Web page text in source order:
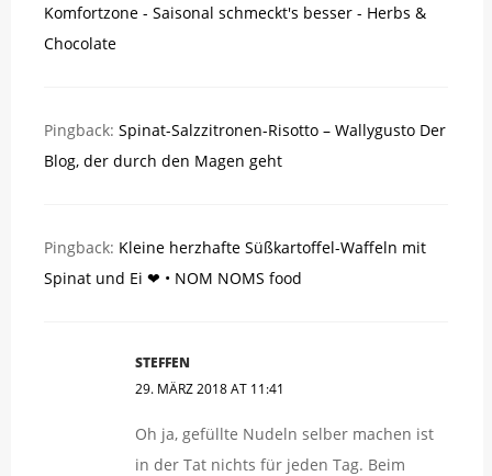
Komfortzone - Saisonal schmeckt's besser - Herbs &
Chocolate
Pingback: Spinat-Salzzitronen-Risotto – Wallygusto Der
Blog, der durch den Magen geht
Pingback: Kleine herzhafte Süßkartoffel-Waffeln mit
Spinat und Ei ❤ • NOM NOMS food
STEFFEN
29. MÄRZ 2018 AT 11:41
Oh ja, gefüllte Nudeln selber machen ist
in der Tat nichts für jeden Tag. Beim